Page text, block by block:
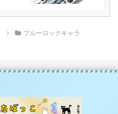
ブルーロックキャラ